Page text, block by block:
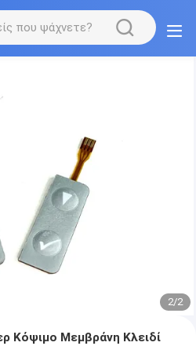
2/2
Κόψιμο Μεμβράνη Κλειδί